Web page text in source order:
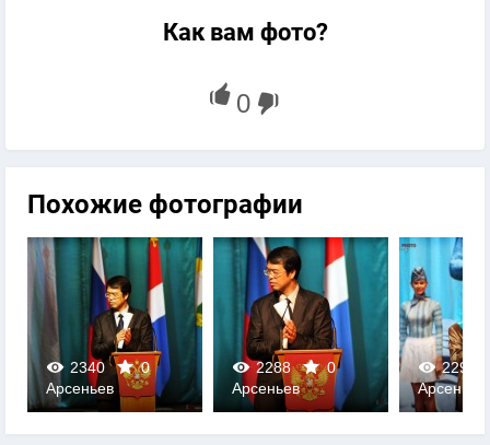
Как вам фото?
Похожие фотографии
2340
0
0
Арсеньев
2288
0
0
Арсеньев
2291
0
Арсеньев